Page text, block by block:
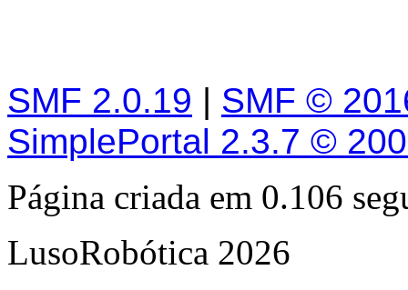
SMF 2.0.19 | SMF ©
SimplePortal 2.3.7 ©
Página criada em 0.106
LusoRobótica 2026